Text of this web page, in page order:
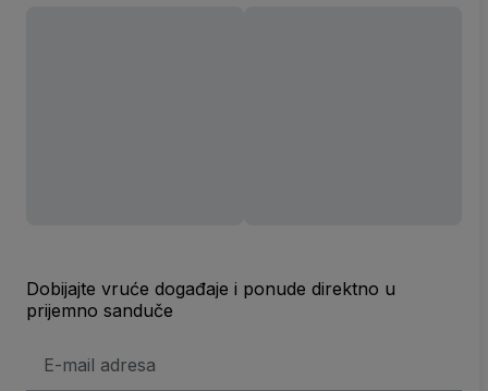
Dobijajte vruće događaje i ponude direktno u
prijemno sanduče
mail